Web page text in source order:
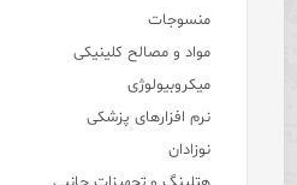
منسوجات
مواد و مصالح کلینیکی
میکروبیولوژی
نرم افزارهای پزشکی
نوزادان